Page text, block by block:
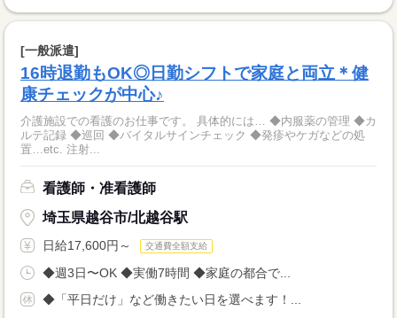
[一般派遣]
16時退勤もOK◎日勤シフトで家庭と両立＊健
康チェックが中心♪
介護施設での看護のお仕事です。 具体的には… ◆内服薬の管理 ◆カ
ルテ記録 ◆巡回 ◆バイタルサインチェック ◆発疹やケガなどの処
置…etc. 注射...
看護師・准看護師
埼玉県越谷市/北越谷駅
日給17,600円～ 交通費全額支給
◆週3日〜OK ◆実働7時間 ◆家庭の都合で...
◆「平日だけ」など働きたい日を選べます！...